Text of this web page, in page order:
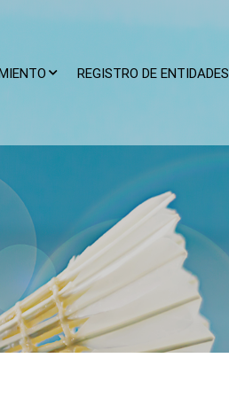
REGISTRO DE ENTIDADES